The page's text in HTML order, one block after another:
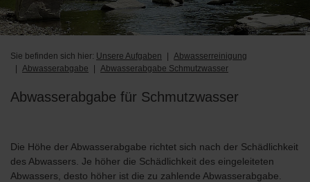
Sie befinden sich hier: Unsere Aufgaben
Abwasserreinigung
Abwasserabgabe
Abwasserabgabe Schmutzwasser
Abwasserabgabe für Schmutzwasser
Die Höhe der Abwasserabgabe richtet sich nach der Schädlichkeit
des Abwassers. Je höher die Schädlichkeit des eingeleiteten
Abwassers, desto höher ist die zu zahlende Abwasserabgabe.